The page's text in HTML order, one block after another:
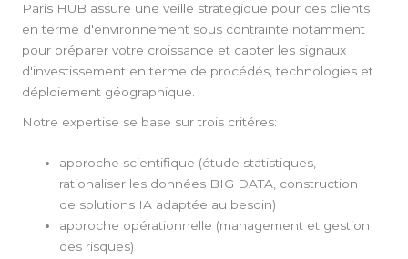
Paris HUB assure une veille stratégique pour ces clients
en terme d'environnement sous contrainte notamment
pour préparer votre croissance et capter les signaux
d'investissement en terme de procédés, technologies et
déploiement géographique.
Notre expertise se base sur trois critéres:
approche scientifique (étude statistiques,
rationaliser les données BIG DATA, construction
de solutions IA adaptée au besoin)
approche opérationnelle (management et gestion
des risques)